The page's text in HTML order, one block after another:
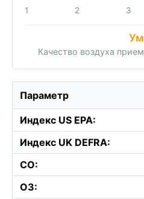
1 2 3
Качество воздуха
Параметр
Индекс US EPA:
Индекс UK DEFRA:
CO:
O3: